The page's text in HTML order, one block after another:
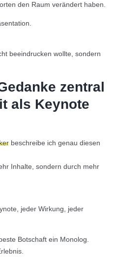
den Raum verändert haben.
beeindrucken wollte, sondern
zentral
als Keynote
beschreibe ich genau diesen
Inhalte, sondern durch mehr
jeder Wirkung, jeder
Botschaft ein Monolog.